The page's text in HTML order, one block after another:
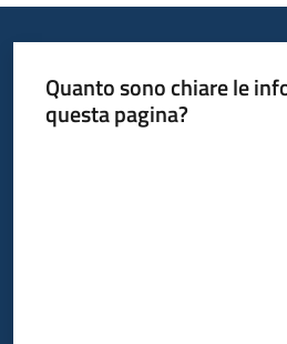
Quanto sono chiare le
questa pagina?